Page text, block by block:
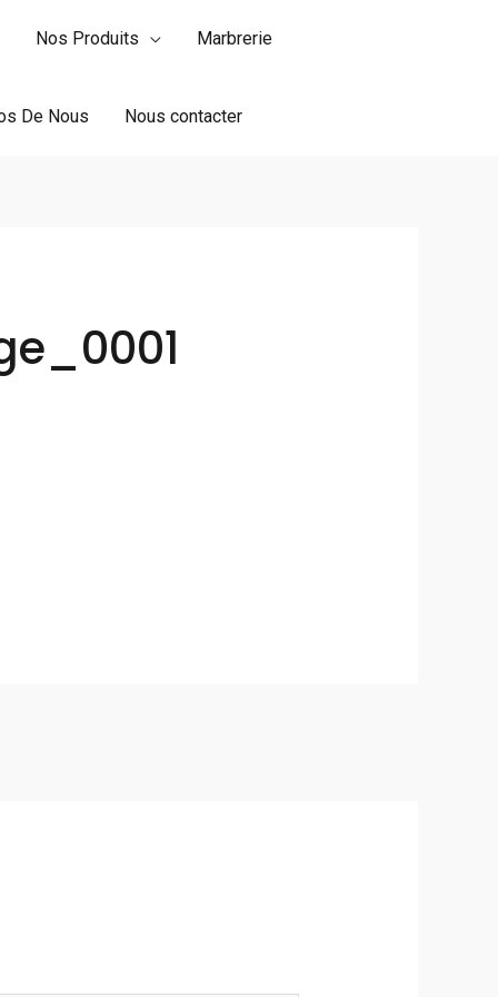
Nos Produits Marbrerie
De Nous Nous contacter